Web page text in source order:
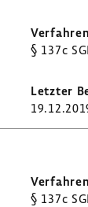
§ 137c
§ 137c